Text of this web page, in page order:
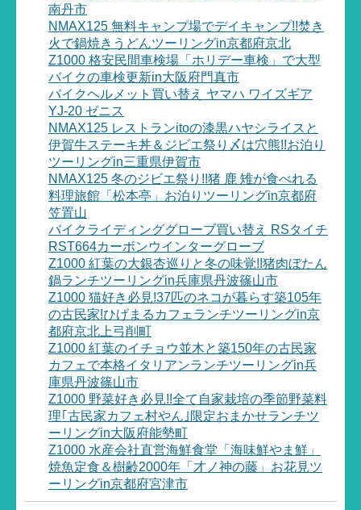
南丹市
NMAX125 無料キャンプ場でデイキャンプ!!焚き
火で鍋焼きうどんツーリングin京都府京北
Z1000 格安民間車検場「ホリデー車検」で大型
バイクの車検更新in大阪府門真市
バイクヘルメット買い替え ヤマハ ワイズギア
YJ-20 ゼニス
NMAX125 レストランitoの漆黒ハヤシライスと
伊賀牛ステーキ丼＆ジビエ祭り〆は穴熊!!お泊り
ツーリングin三重県伊賀市
NMAX125 冬のジビエ祭り!!猪 鹿 雉が食べれる
料理旅館「松本亭」お泊りツーリングin京都府
笠置山
バイクライディンググローブ買い替え RSタイチ
RST664カーボンウインターグローブ
Z1000 紅葉の大銀杏巡りと冬の味覚!!猪肉ぼたん
鍋ランチツーリングin兵庫県丹波篠山市
Z1000 猫好き必見!37匹のネコが暮らす築105年
の古民家!ひげまるカフェランチツーリングin京
都府京北上弓削町
Z1000 紅葉のイチョウ並木と築150年の古民家
カフェで本格イタリアンランチツーリングin兵
庫県丹波篠山市
Z1000 野菜好き必見!!全て自家栽培の季節野菜料
理｢古民家カフェ村やん｣限定おまかせランチツ
ーリングin大阪府能勢町
Z1000 水産会社直営海鮮食堂「海味鮮やま鮮」
焼魚定食＆樹齢2000年「才ノ神の藤」お花見ツ
ーリングin京都府宮津市